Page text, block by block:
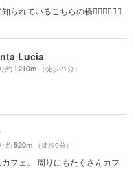
れているこちらの橋👩🏼‍❤️‍💋‍👨🏽
Lucia
約1210m （徒歩21分）
約520m （徒歩9分）
フェ。 周りにもたくさんカフ